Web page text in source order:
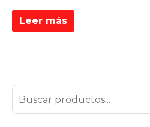
Leer más